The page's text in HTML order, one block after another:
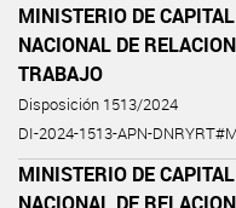
MINISTERIO DE
NACIONAL DE
TRABAJO
Disposición 1513/2024
DI-2024-1513-APN-
MINISTERIO DE